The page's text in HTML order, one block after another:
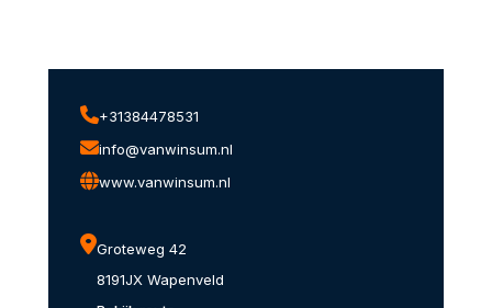
+31384478531
info@vanwinsum.nl
www.vanwinsum.nl
Groteweg 42
8191JX Wapenveld